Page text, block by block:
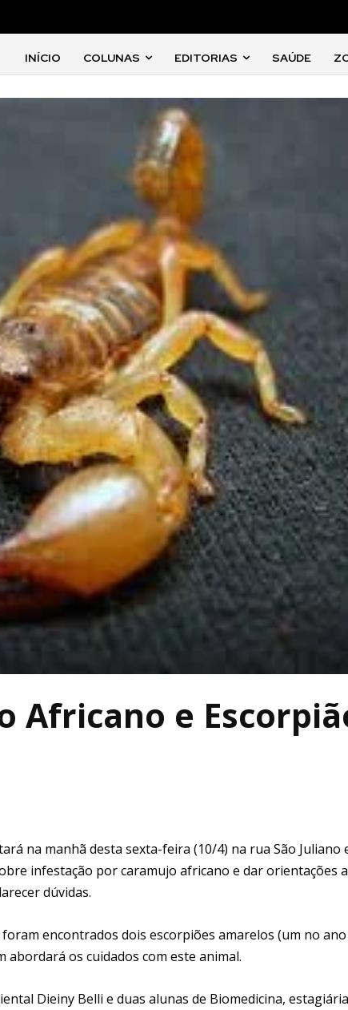
INÍCIO COLUNAS EDITORIAS SAÚDE
Africano e
na manhã desta sexta-feira (10/4) na rua São Juliano
infestação por caramujo africano e dar orientações
dúvidas.
encontrados dois escorpiões amarelos (um no ano
os cuidados com este animal.
Dieiny Belli e duas alunas de Biomedicina,